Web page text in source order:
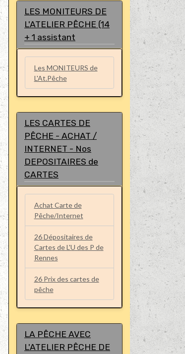
LES MONITEURS DE
L'ATELIER PÊCHE (14
+ 1 assistant
Les MONITEURS de
L'At.Pêche
LES CARTES DE
PÊCHE - ACHAT /
INTERNET - Nos
DEPOSITAIRES de
CARTES
Achat Carte de
Pêche/Internet
26 Dépositaires de
Cartes de L'U des P de
Rennes
26 Prix des cartes de
pêche
LA PÊCHE AVEC
L'ATELIER PÊCHE DE